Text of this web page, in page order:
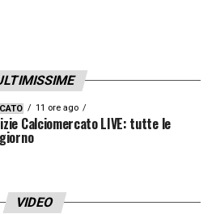
11 ore ago
Calciomercato LIVE: tutte le
VIDEO